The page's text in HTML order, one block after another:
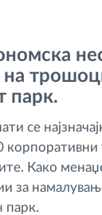
на
парк.
се
Како
за
парк.